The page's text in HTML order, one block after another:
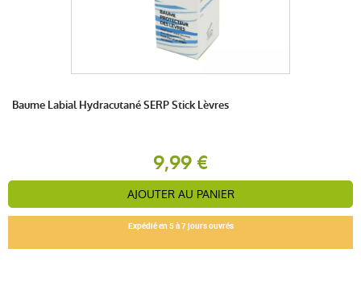
Baume Labial Hydracutané SERP Stick Lèvres
9,99 €
AJOUTER AU PANIER
Expédié en 5 à 7 jours ouvrés